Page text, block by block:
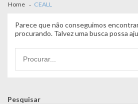
Home CEALL
Parece que não conseguimos
procurando. Talvez uma busca possa
por:
Pesquisar